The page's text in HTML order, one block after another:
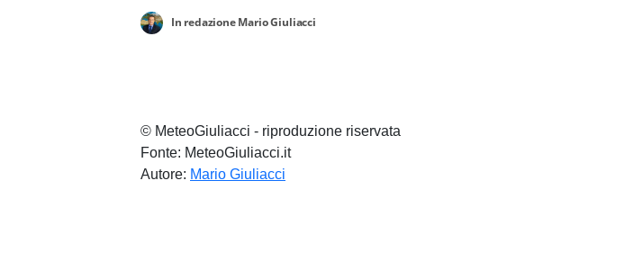
In redazione Mario Giuliacci
© MeteoGiuliacci - riproduzione riservata
Fonte: MeteoGiuliacci.it
Autore: Mario Giuliacci